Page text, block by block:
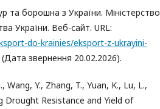
та борошна з України. Міністерство
України. Веб-сайт. URL:
do-krainies/eksport-z-ukrayini-
(Дата звернення 20.02.2026).
Wang, Y., Zhang, T., Yuan, K., Lu, L.,
Drought Resistance and Yield of